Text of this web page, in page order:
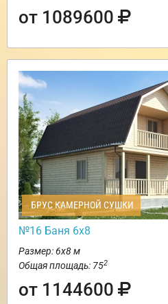
от 1089600
БРУС КАМЕРНОЙ СУШКИ
№16 Баня 6х8
Размер: 6х8 м
Общая площадь: 752
от 1144600